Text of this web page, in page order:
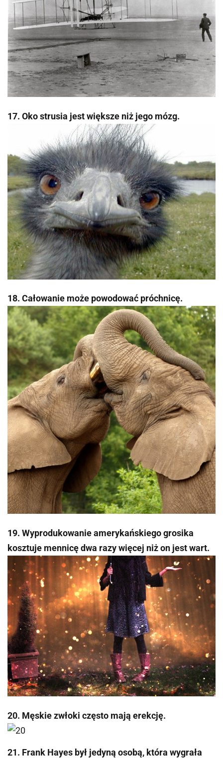
17. Oko strusia jest większe niż jego mózg.
18. Całowanie może powodować próchnicę.
19. Wyprodukowanie amerykańskiego grosika
kosztuje mennicę dwa razy więcej niż on jest wart.
20. Męskie zwłoki często mają erekcję.
21. Frank Hayes był jedyną osobą, która wygrała